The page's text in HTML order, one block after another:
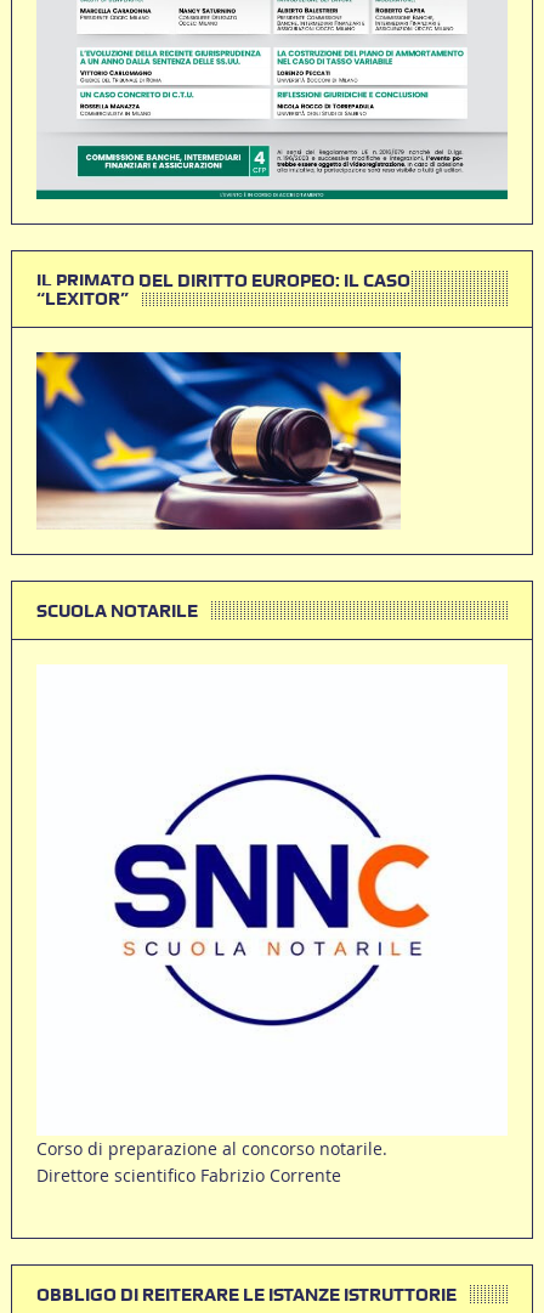
IL PRIMATO DEL DIRITTO EUROPEO: IL CASO
“LEXITOR”
SCUOLA NOTARILE
Corso di preparazione al concorso notarile.
Direttore scientifico Fabrizio Corrente
OBBLIGO DI REITERARE LE ISTANZE ISTRUTTORIE